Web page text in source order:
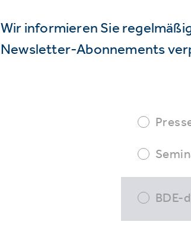
Wir informieren Sie
Newsletter-Abonnements
BDE-